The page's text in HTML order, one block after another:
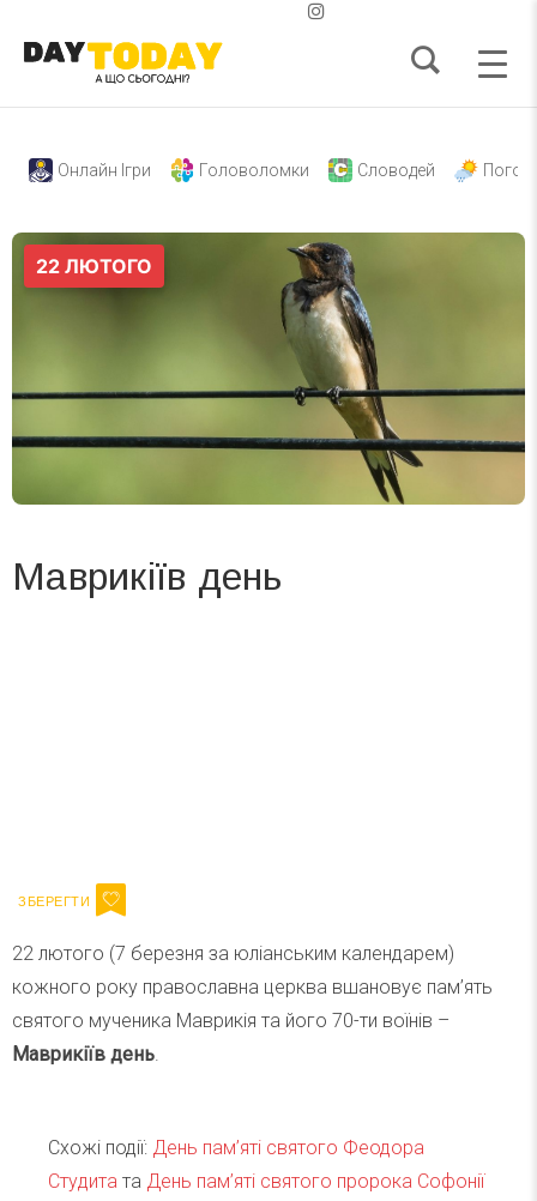
Онлайн Ігри Головоломки Словодей
Маврикіїв день
22 лютого (7 березня за юліанським календарем)
кожного року православна церква вшановує пам’ять
святого мученика Маврикія та його 70-ти воїнів –
Маврикіїв день.
Схожі події: День пам’яті святого Феодора
Студита та День пам’яті святого пророка Софонії